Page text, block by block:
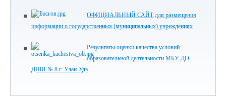
ОФИЦИАЛЬНЫЙ САЙТ для размещения
информации о государственных (муниципальных) учреждениях
Результаты оценки качества условий
образовательной деятельности МБУ ДО
ДШИ № 8 г. Улан-Удэ